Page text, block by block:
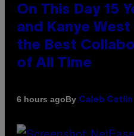
On This Day 15
and Kanye
the Best
of All Time
6 hours agoBy Caleb Catlin